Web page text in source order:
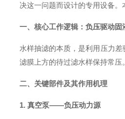
决这一问题而设计的专用设备。
一、核心工作逻辑：负压驱动固
水样抽滤的本质，是利用压力
滤膜上方的待过滤水样保持常压
二、关键部件及其作用机理
1. 真空泵——负压动力源